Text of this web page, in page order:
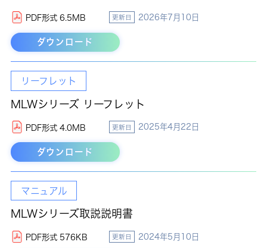
PDF形式 6.5MB 更新日 2026年7月10日
ダウンロード
リーフレット
MLWシリーズ リーフレット
PDF形式 4.0MB 更新日 2025年4月22日
ダウンロード
マニュアル
MLWシリーズ取説説明書
PDF形式 576KB 更新日 2024年5月10日